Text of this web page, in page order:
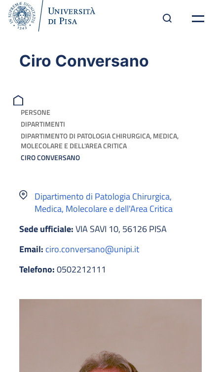
Ciro Conversano
PERSONE
DIPARTIMENTI
DIPARTIMENTO DI PATOLOGIA CHIRURGICA, MEDICA,
MOLECOLARE E DELL'AREA CRITICA
CIRO CONVERSANO
Dipartimento di Patologia Chirurgica,
Medica, Molecolare e dell'Area Critica
Sede ufficiale:VIA SAVI 10, 56126 PISA
Email: ciro.conversano@unipi.it
Telefono:0502212111